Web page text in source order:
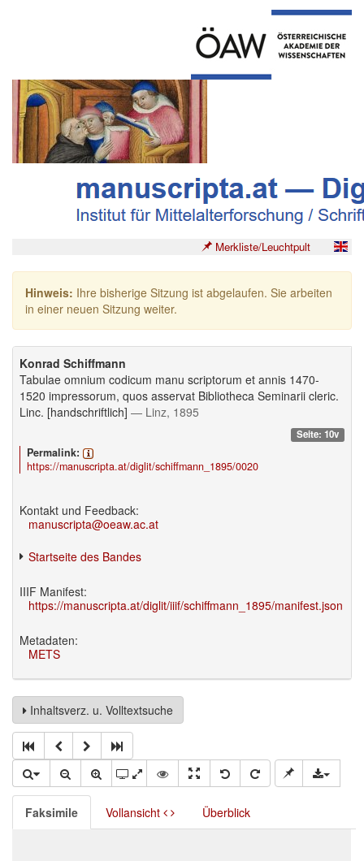
Merkliste/Leuchtpult
Hinweis: Ihre bisherige Sitzung ist abgelaufen. Sie arbeiten
in einer neuen Sitzung weiter.
Konrad Schiffmann
Tabulae omnium codicum manu scriptorum et annis 1470-
1520 impressorum, quos asservat Bibliotheca Seminarii cleric.
Linc. [handschriftlich] — Linz, 1895
Seite: 10v
Permalink:
https://manuscripta.at/diglit/schiffmann_1895/0020
Kontakt und Feedback:
manuscripta@oeaw.ac.at
Startseite des Bandes
IIIF Manifest:
https://manuscripta.at/diglit/iiif/schiffmann_1895/manifest.json
Metadaten:
METS
Inhaltsverz. u. Volltextsuche
Faksimile Vollansicht Überblick